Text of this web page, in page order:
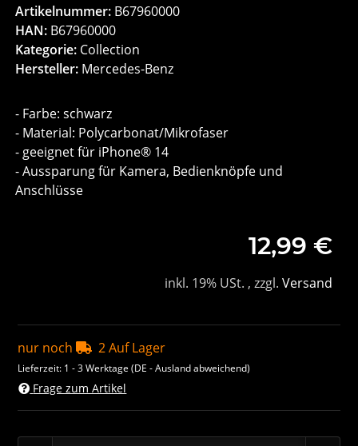
Artikelnummer: B67960000
HAN: B67960000
Kategorie: Collection
Hersteller: Mercedes-Benz
- Farbe: schwarz
- Material: Polycarbonat/Mikrofaser
- geeignet für iPhone® 14
- Aussparung für Kamera, Bedienknöpfe und
Anschlüsse
12,99 €
inkl. 19% USt. , zzgl. Versand
nur noch 2 Auf Lager
Lieferzeit: 1 - 3 Werktage(DE - Ausland abweichend)
Frage zum Artikel